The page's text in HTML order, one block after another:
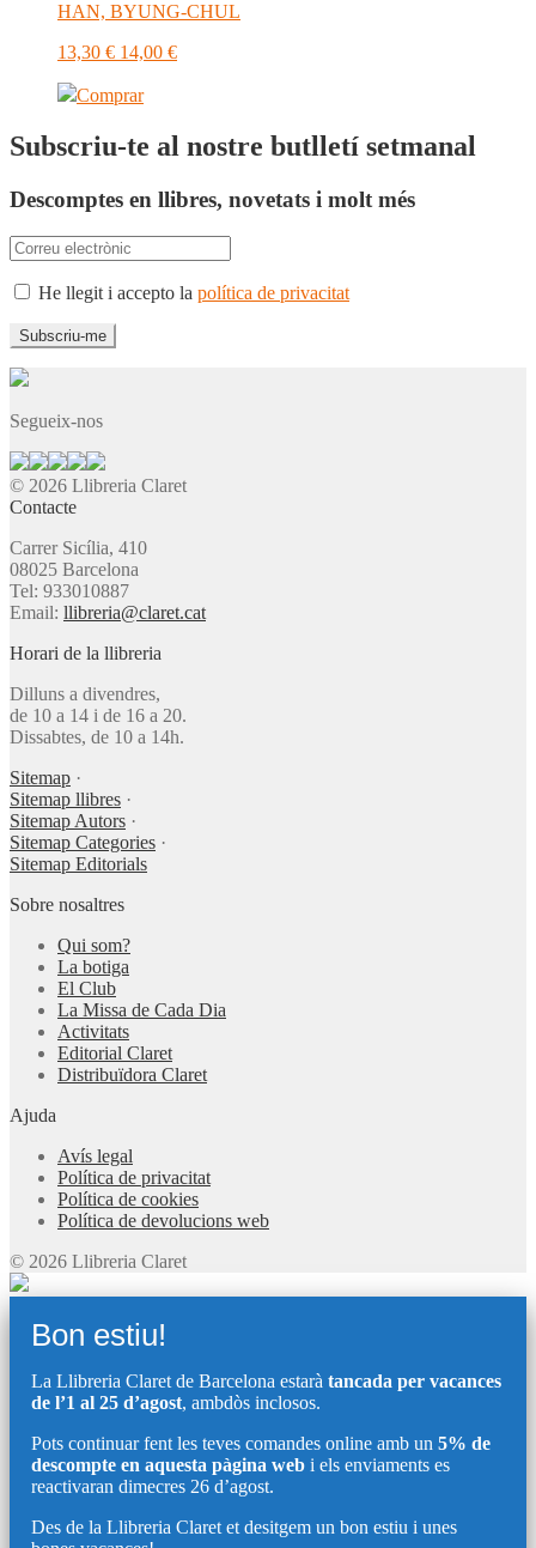
HAN, BYUNG-CHUL
13,30 € 14,00 €
Comprar
Subscriu-te al nostre butlletí setmanal
Descomptes en llibres, novetats i molt més
He llegit i accepto la política de privacitat
Segueix-nos
© 2026 Llibreria Claret
Contacte
Carrer Sicília, 410
08025 Barcelona
Tel: 933010887
Email: llibreria@claret.cat
Horari de la llibreria
Dilluns a divendres,
de 10 a 14 i de 16 a 20.
Dissabtes, de 10 a 14h.
Sitemap ·
Sitemap llibres ·
Sitemap Autors ·
Sitemap Categories ·
Sitemap Editorials
Sobre nosaltres
Qui som?
La botiga
El Club
La Missa de Cada Dia
Activitats
Editorial Claret
Distribuïdora Claret
Ajuda
Avís legal
Política de privacitat
Política de cookies
Política de devolucions web
© 2026 Llibreria Claret
Bon estiu!
La Llibreria Claret de Barcelona estarà tancada per vacances
de l’1 al 25 d’agost, ambdòs inclosos.
Pots continuar fent les teves comandes online amb un 5% de
descompte en aquesta pàgina web i els enviaments es
reactivaran dimecres 26 d’agost.
Des de la Llibreria Claret et desitgem un bon estiu i unes